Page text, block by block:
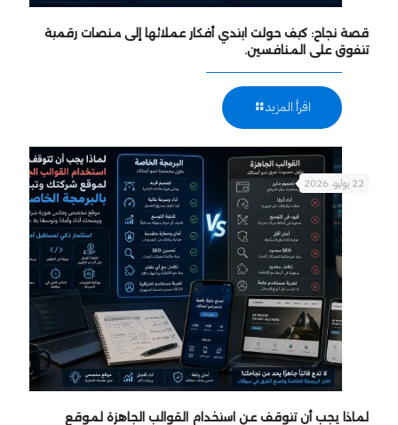
قصة نجاح: كيف حولت ابتدي أفكار عملائها إلى منصات رقمية
تتفوق على المنافسين.
اقرأ المزيد
22 يوليو، 2026
لماذا يجب أن تتوقف عن استخدام القوالب الجاهزة لموقع